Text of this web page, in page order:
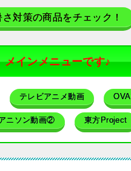
対策の商品をチェック！
メインメニューです♪
テレビアニメ動画
ニソン動画② 東方Project